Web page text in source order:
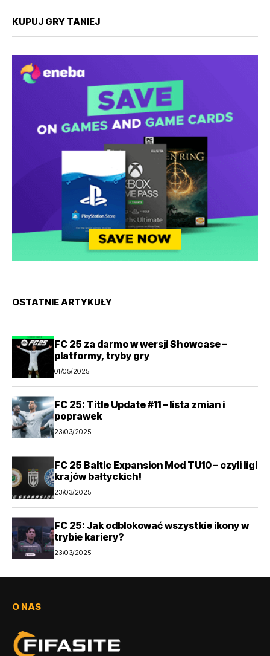
KUPUJ GRY TANIEJ
OSTATNIE ARTYKUŁY
FC 25 za darmo w wersji Showcase –
platformy, tryby gry
01/05/2025
FC 25: Title Update #11 – lista zmian i
poprawek
23/03/2025
FC 25 Baltic Expansion Mod TU10 – czyli ligi
krajów bałtyckich!
23/03/2025
FC 25: Jak odblokować wszystkie ikony w
trybie kariery?
23/03/2025
O NAS